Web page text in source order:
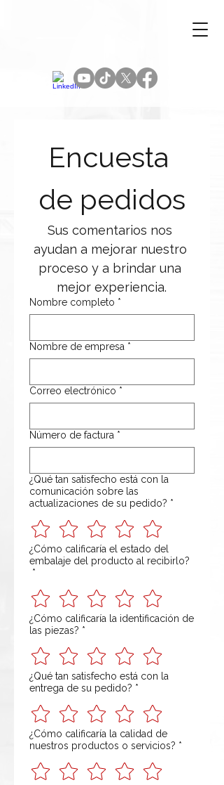
Encuesta
de pedidos
Sus comentarios nos
ayudan a mejorar nuestro
proceso y a brindar una
mejor experiencia.
Nombre completo *
Nombre de empresa *
Correo electrónico *
Número de factura *
¿Qué tan satisfecho está con la
comunicación sobre las
actualizaciones de su pedido? *
¿Cómo calificaría el estado del
embalaje del producto al recibirlo?
*
¿Cómo calificaría la identificación de
las piezas? *
¿Qué tan satisfecho está con la
entrega de su pedido? *
¿Cómo calificaría la calidad de
nuestros productos o servicios? *